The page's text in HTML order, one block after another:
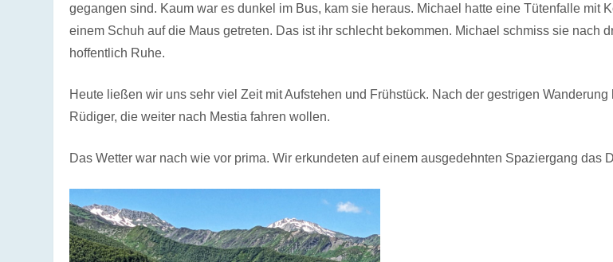
gegangen sind. Kaum war es dunkel im Bus, kam sie heraus. Michael hatte eine Tütenfalle mit
einem Schuh auf die Maus getreten. Das ist ihr schlecht bekommen. Michael schmiss sie nach
hoffentlich Ruhe.
Heute ließen wir uns sehr viel Zeit mit Aufstehen und Frühstück. Nach der gestrigen
Rüdiger, die weiter nach Mestia fahren wollen.
Das Wetter war nach wie vor prima. Wir erkundeten auf einem ausgedehnten Spaziergang das